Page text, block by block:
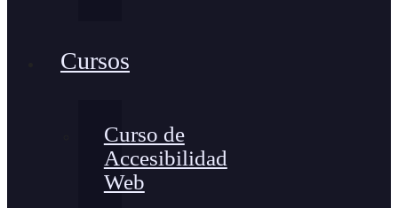
Cursos
Curso de
Accesibilidad
Web